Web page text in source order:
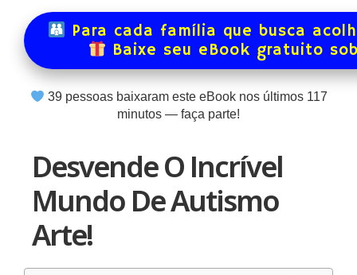
Para cada família que busca
Baixe seu eBook gratuito
39pessoas baixaram este eBook nos últimos 117
minutos — faça parte!
Desvende O Incrível
Mundo De Autismo
Arte!